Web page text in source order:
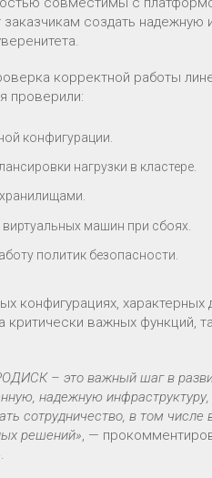
создать надежную
корректной работы
проверили:
конфигурации.
нагрузки в кластере.
машин при сбоях.
политик безопасности.
конфигурациях, характерных
важных функций,
– это важный шаг в
надежную
сотрудничество, в том
решений», —